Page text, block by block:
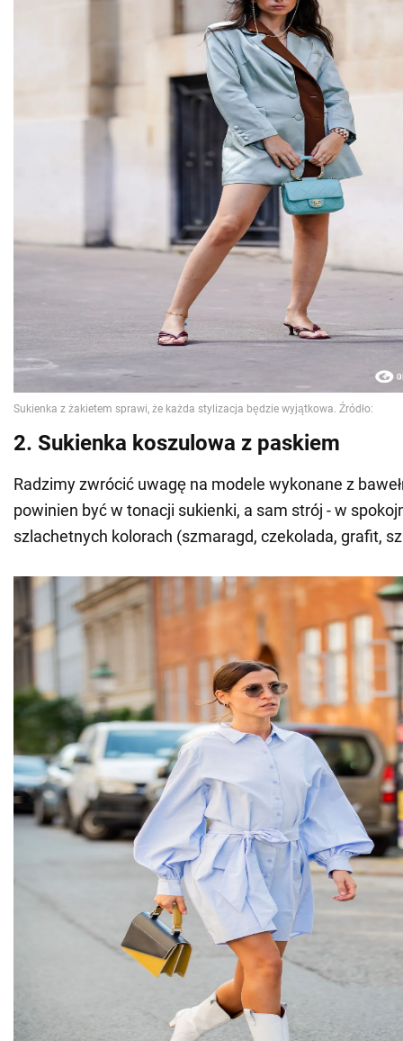
2. Sukienka koszulowa z paskiem
Radzimy zwrócić uwagę na modele wykonane z
powinien być w tonacji sukienki, a sam strój - w
szlachetnych kolorach (szmaragd, czekolada, grafit,